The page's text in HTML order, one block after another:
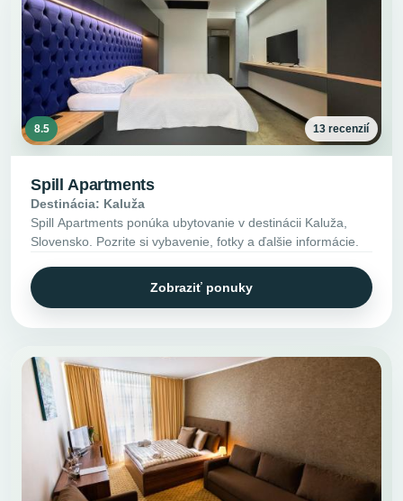
8.5 13 recenzií
Spill Apartments
Destinácia: Kaluža
Spill Apartments ponúka ubytovanie v destinácii Kaluža,
Slovensko. Pozrite si vybavenie, fotky a ďalšie informácie.
Zobraziť ponuky